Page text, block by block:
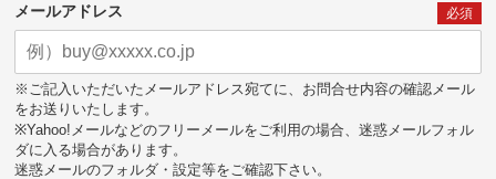
メールアドレス 必須
※ご記入いただいたメールアドレス宛てに、お問合せ内容の確認メール
をお送りいたします。
※Yahoo!メールなどのフリーメールをご利用の場合、迷惑メールフォル
ダに入る場合があります。
迷惑メールのフォルダ・設定等をご確認下さい。